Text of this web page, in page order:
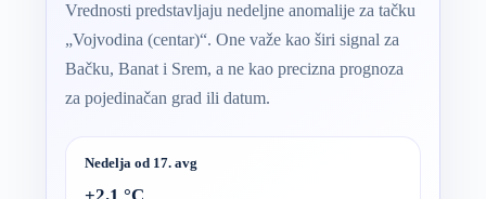
Vrednosti predstavljaju nedeljne anomalije za tačku
„Vojvodina (centar)“. One važe kao širi signal za
Bačku, Banat i Srem, a ne kao precizna prognoza
za pojedinačan grad ili datum.
Nedelja od 17. avg